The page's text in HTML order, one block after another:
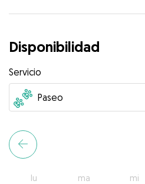
Disponibilidad
Servicio
lu ma mi